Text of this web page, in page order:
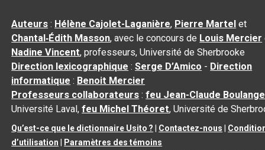
Auteurs : Hélène Cajolet-Laganière, Pierre Martel et
Chantal‑Édith Masson, avec le concours de Louis Mercier
Nadine Vincent, professeurs, Université de Sherbrooke
Direction lexicographique :Serge D’Amico - Direction
informatique : Benoit Mercier
Professeurs collaborateurs :feu Jean-Claude
Université Laval,feu Michel Théoret, Université de
Qu’est-ce que le dictionnaire Usito ? Contactez-nous
d’utilisation
Paramètres des témoins